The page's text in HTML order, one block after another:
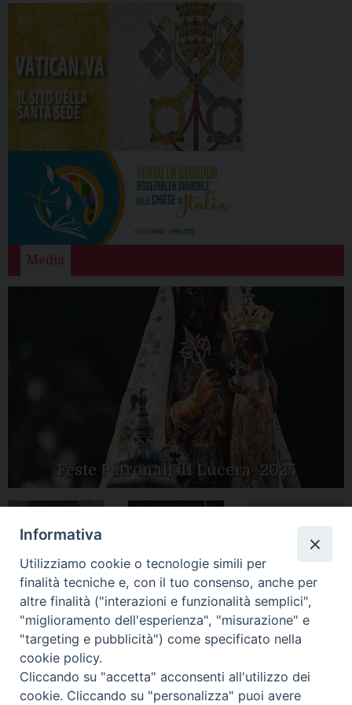
Media
Feste Patronali di Lucera- 2025
Apertura Anno
Mariae in Diocesi
Tutte le gallery
CONTATTI:
LUCERA: Piazza Duomo, 13 - 71036 Lucera (FG) − tel.
0881/520882 - e-mail: info@diocesiluceratroia.it
Segreteria del
Vescovo: tel/fax 0881/522244 - e-mail:
Informativa
Utilizziamo cookie o tecnologie simili per
finalità tecniche e, con il tuo consenso, anche per
altre finalità ("interazioni e funzionalità semplici",
"miglioramento dell'esperienza", "misurazione" e
"targeting e pubblicità") come specificato nella
cookie policy.
Cliccando su "accetta" acconsenti all'utilizzo dei
cookie. Cliccando su "personalizza" puoi avere